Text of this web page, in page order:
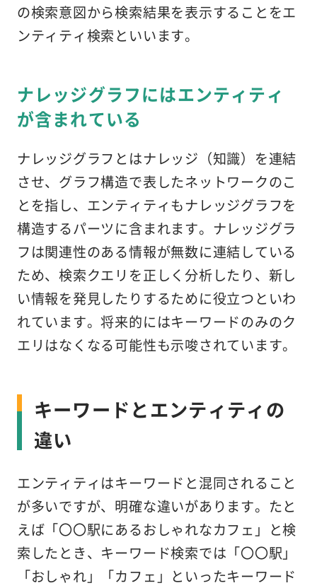
の検索意図から検索結果を表示することをエ
ンティティ検索といいます。
ナレッジグラフにはエンティティ
が含まれている
ナレッジグラフとはナレッジ（知識）を連結
させ、グラフ構造で表したネットワークのこ
とを指し、エンティティもナレッジグラフを
構造するパーツに含まれます。ナレッジグラ
フは関連性のある情報が無数に連結している
ため、検索クエリを正しく分析したり、新し
い情報を発見したりするために役立つといわ
れています。将来的にはキーワードのみのク
エリはなくなる可能性も示唆されています。
キーワードとエンティティの
違い
エンティティはキーワードと混同されること
が多いですが、明確な違いがあります。たと
えば「〇〇駅にあるおしゃれなカフェ」と検
索したとき、キーワード検索では「〇〇駅」
「おしゃれ」「カフェ」といったキーワード